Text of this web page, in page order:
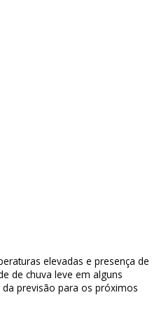
elevadas e presença de
de chuva leve em alguns
previsão para os próximos